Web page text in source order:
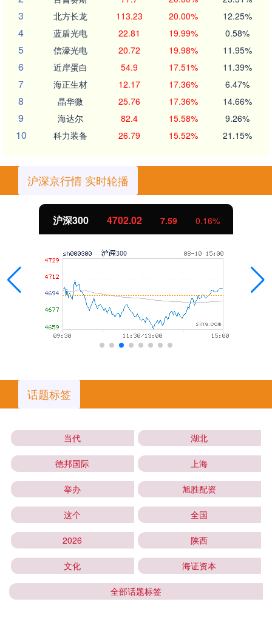
3 北方长龙 113.23 20.00% 12.25%
4 蓝盾光电 22.81 19.99% 0.58%
5 信濠光电 20.72 19.98% 11.95%
6 近岸蛋白 54.9 17.51% 11.39%
7 海正生材 12.17 17.36% 6.47%
8 晶华微 25.76 17.36% 14.66%
9 海达尔 82.4 15.58% 9.26%
10 科力装备 26.79 15.52% 21.15%
沪深京行情 实时轮播
沪深300 4702.02 7.59 0.16%
话题标签
当代 湖北
德邦国际 上海
举办 旭胜配资
这个 全国
2026 陕西
文化 海证资本
全部话题标签